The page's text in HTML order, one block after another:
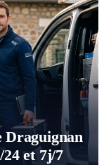
Draguignan
et 7j/7